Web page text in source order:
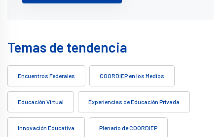
Temas de tendencia
Encuentros Federales COORDIEP en los Medios
Educación Virtual Experiencias de Educación Privada
Innovación Educativa Plenario de COORDIEP